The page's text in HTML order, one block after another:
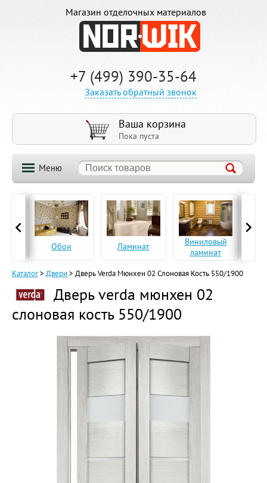
Магазин отделочных материалов
+7 (499) 390-35-64
Заказать обратный звонок
Ваша корзина
Пока пуста
Меню
Обои Ламинат
Виниловый
ламинат
Каталог> Двери> Дверь Verda Мюнхен 02 Слоновая Кость 550/1900
Дверь verda мюнхен 02
слоновая кость 550/1900